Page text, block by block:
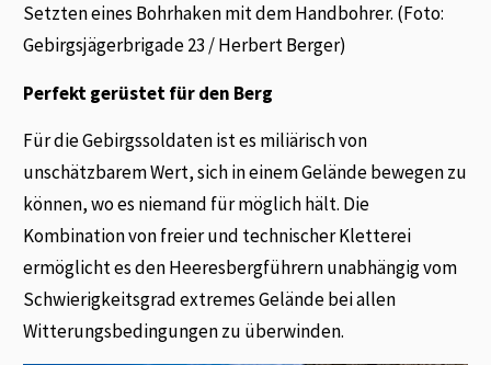
Setzten eines Bohrhaken mit dem Handbohrer. (Foto:
Gebirgsjägerbrigade 23 / Herbert Berger)
Perfekt gerüstet für den Berg
Für die Gebirgssoldaten ist es miliärisch von
unschätzbarem Wert, sich in einem Gelände bewegen zu
können, wo es niemand für möglich hält. Die
Kombination von freier und technischer Kletterei
ermöglicht es den Heeresbergführern unabhängig vom
Schwierigkeitsgrad extremes Gelände bei allen
Witterungsbedingungen zu überwinden.